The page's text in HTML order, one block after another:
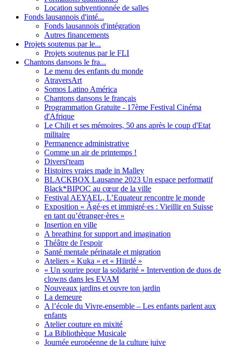
Location subventionnée de salles
Fonds lausannois d'inté...
Fonds lausannois d'intégration
Autres financements
Projets soutenus par le...
Projets soutenus par le FLI
Chantons dansons le fra...
Le menu des enfants du monde
AtraversArt
Somos Latino América
Chantons dansons le français
Programmation Gratuite - 17ème Festival Cinéma
d'Afrique
Le Chili et ses mémoires, 50 ans après le coup d'Etat
militaire
Permanence administrative
Comme un air de printemps !
Diversi'team
Histoires vraies made in Malley
BLACKBOX Lausanne 2023 Un espace performatif
Black*BIPOC au cœur de la ville
Festival AEYAEL, L’Equateur rencontre le monde
Exposition « Âgé·es et immigré·es : Vieillir en Suisse
en tant qu’étranger·ères »
Insertion en ville
A breathing for support and imagination
Théâtre de l'espoir
Santé mentale périnatale et migration
Ateliers « Kuka » et « Hiirdé »
« Un sourire pour la solidarité » Intervention de duos de
clowns dans les EVAM
Nouveaux jardins et ouvre ton jardin
La demeure
A l’école du Vivre-ensemble – Les enfants parlent aux
enfants
Atelier couture en mixité
La Bibliothèque Musicale
Journée européenne de la culture juive